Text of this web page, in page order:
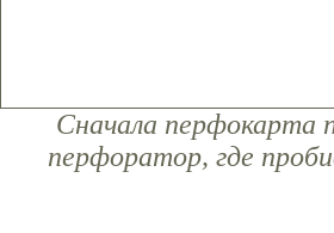
Сначала перфокарта
перфоратор, где